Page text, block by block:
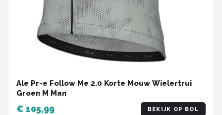
Ale Pr-e Follow Me 2.0 Korte Mouw Wielertrui
Groen M Man
€ 105,99 BEKIJK OP BOL